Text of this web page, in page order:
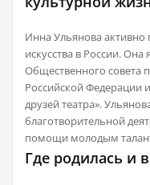
Инна Ульянова активно
искусства в России. Она
Общественного совета
Российской Федерации
друзей театра».
благотворительной
помощи молодым
Где родилась и